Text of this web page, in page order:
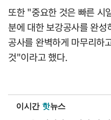
또한 "중요한 것은 빠른 시
분에 대한 보강공사를 완
공사를 완벽하게 마무리하
것"이라고 했다.
이시간 핫뉴스